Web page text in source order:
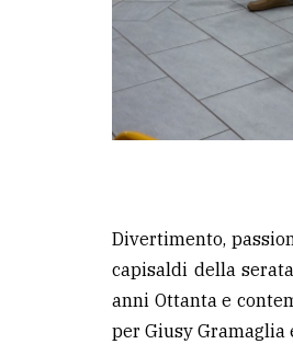
Divertimento,
capisaldi della
anni Ottanta e
per Giusy Gramaglia